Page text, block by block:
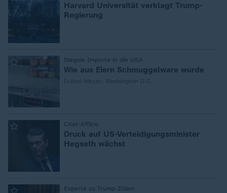
Harvard Universität verklagt Trump-
Regierung
Illegale Importe in die USA
Wie aus Eiern Schmuggelware wurde
Chat-Affäre
Druck auf US-Verteidigungsminister
Hegseth wächst
Experte zu Trump-Zöllen